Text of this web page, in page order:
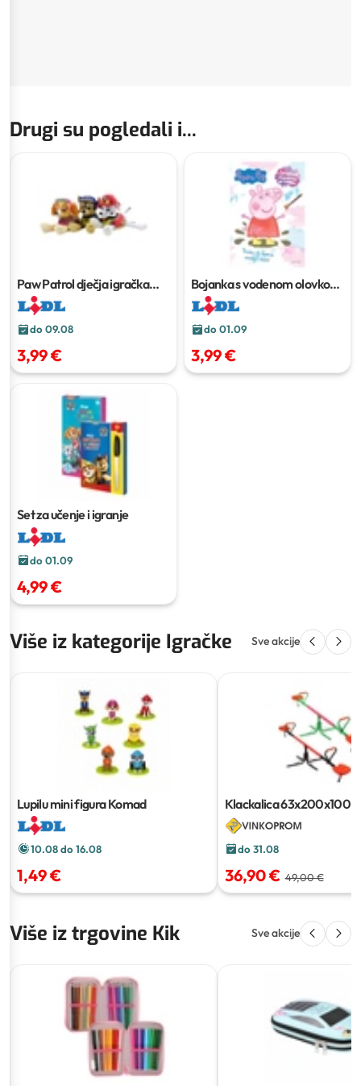
Drugi su pogledali i...
Paw Patrol dječja igračka
Komad
do 09.08
3,99 €
Bojanka s vodenom olovkom
ili čarobna magnetna ploča
do 01.09
3,99 €
Set za učenje i igranje
do 01.09
4,99 €
Više iz kategorije Igračke Sve akcije
Lupilu mini figuraKomad
10.08 do 16.08
1,49 €
Klackalica63x200x100
do 31.08
36,90 € 49,00 €
Više iz trgovine Kik Sve akcije